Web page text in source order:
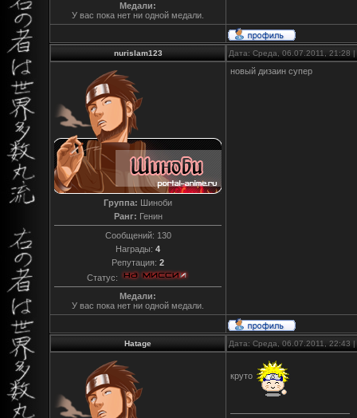
Медали:
У вас пока нет ни одной медали.
nurislam123 Дата: Среда, 06.07.2011, 21:28
Группа: Шиноби
Ранг: Генин
Сообщений: 130
Награды: 4
Репутация: 2
Статус:
Медали:
У вас пока нет ни одной медали.
новый дизаин супер
Hatage Дата: Среда, 06.07.2011, 22:43
круто